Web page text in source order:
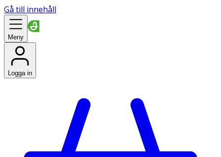
Gå till innehåll
Meny
Logga in